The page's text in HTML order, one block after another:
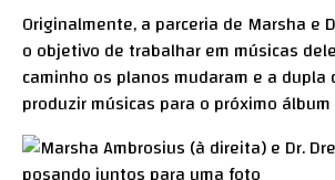
Originalmente, a parceria de Marsha e
o objetivo de trabalhar em músicas
caminho os planos mudaram e a dupla
produzir músicas para o próximo